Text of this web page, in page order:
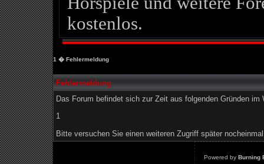
kostenlos.
1 � Fehlermeldung
Fehlermeldung
Das Forum befindet sich zur Zeit aus folgenden Gründen im
1
Bitte versuchen Sie einen weiteren Zugriff später
Powered by Burning